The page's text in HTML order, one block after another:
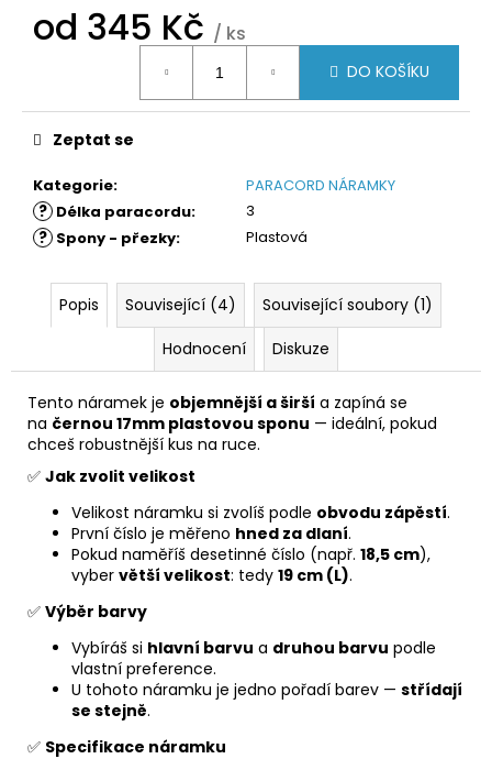
od 345 Kč / ks
DO KOŠÍKU
Kategorie: PARACORD NÁRAMKY
? Délka paracordu: 3
? Spony - přezky: Plastová
Zeptat se
Popis Související (4)
Související soubory (1)
Hodnocení
Diskuze
Tento náramek je objemnější a širší a zapíná se
na černou 17mm plastovou sponu — ideální, pokud
chceš robustnější kus na ruce.
✅ Jak zvolit velikost
Velikost náramku si zvolíš podle obvodu zápěstí.
První číslo je měřeno hned za dlaní.
Pokud naměříš desetinné číslo (např. 18,5 cm),
vyber větší velikost: tedy 19 cm (L).
✅ Výběr barvy
Vybíráš si hlavní barvu a druhou barvu podle
vlastní preference.
U tohoto náramku je jedno pořadí barev — střídají
se stejně.
✅ Specifikace náramku